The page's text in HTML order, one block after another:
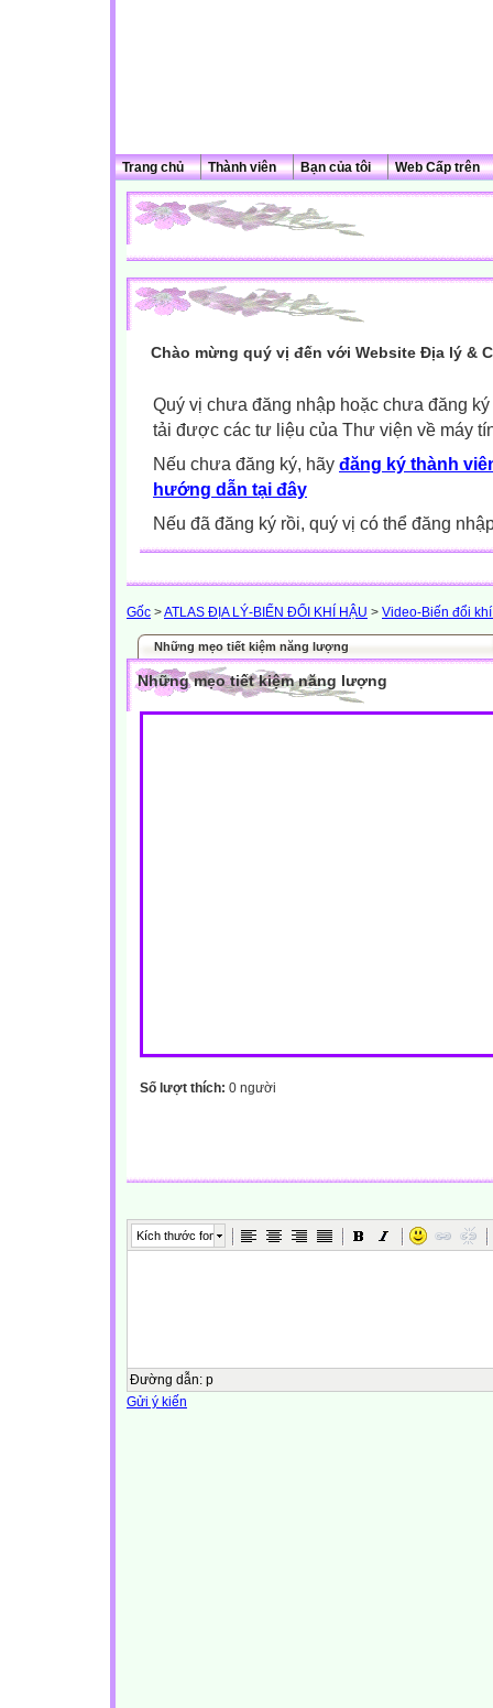
Trang chủ Thành viên Bạn của tôi Web Cấp trên
Chào mừng quý vị đến với Website Địa lý &
Quý vị chưa đăng nhập hoặc chưa đăng
tải được các tư liệu của Thư viện về máy
Nếu chưa đăng ký, hãy đăng ký thành
hướng dẫn tại đây
Nếu đã đăng ký rồi, quý vị có thể đăng
Gốc >ATLAS ĐỊA LÝ-BIẾN ĐỔI KHÍ HẬU > Video-Biến đổi
Những mẹo tiết kiệm năng lượng
Những mẹo tiết kiệm năng lượng
Số lượt thích: 0 người
Kích thước font
Đường dẫn: p
Gửi ý kiến